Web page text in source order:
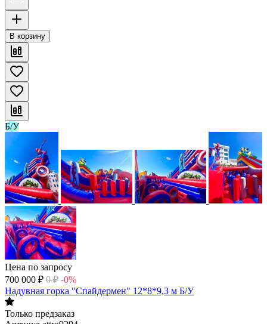
В корзину
Б/У
Цена по запросу
700 000 ₽ 0 ₽ -0%
Надувная горка "Спайдермен" 12*8*9,3 м Б/У
Только предзаказ